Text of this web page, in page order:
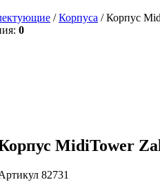
/Корпуса / Корпус
0
MidiTower
82731